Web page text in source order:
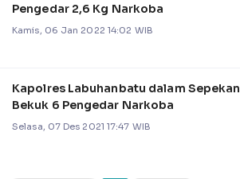
Pengedar 2,6 Kg Narkoba
Kamis, 06 Jan 2022 14:02 WIB
Kapolres Labuhanbatu dalam Sepekan
Bekuk 6 Pengedar Narkoba
Selasa, 07 Des 2021 17:47 WIB